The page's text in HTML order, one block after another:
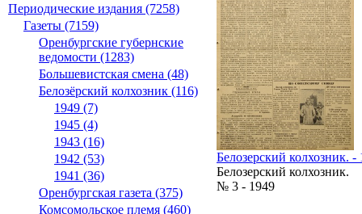
Периодические издания (7258)
Газеты (7159)
Оренбургские губернские
ведомости (1283)
Большевистская смена (48)
Белозёрский колхозник (116)
1949 (7)
1945 (4)
1943 (16)
1942 (53)
1941 (36)
Оренбургская газета (375)
Комсомольское племя (460)
Белозерский колхозник.
Белозерский колхозник.
№ 3 - 1949